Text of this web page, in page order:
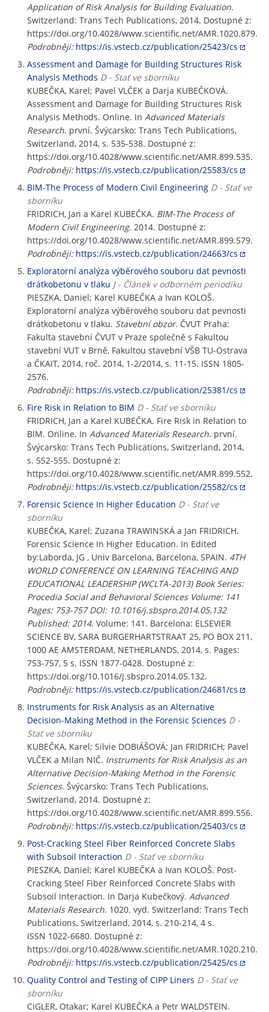
Application of Risk Analysis for Building Evaluation.
Switzerland: Trans Tech Publications, 2014. Dostupné z:
https://doi.org/10.4028/www.scientific.net/AMR.1020.879.
Podrobněji: https://is.vstecb.cz/publication/25423/cs
Assessment and Damage for Building Structures Risk
Analysis Methods D - Stať ve sborníku
KUBEČKA, Karel; Pavel VLČEK a Darja KUBEČKOVÁ.
Assessment and Damage for Building Structures Risk
Analysis Methods. Online. In Advanced Materials
Research. první. Švýcarsko: Trans Tech Publications,
Switzerland, 2014, s. 535-538. Dostupné z:
https://doi.org/10.4028/www.scientific.net/AMR.899.535.
Podrobněji: https://is.vstecb.cz/publication/25583/cs
BIM-The Process of Modern Civil Engineering D - Stať ve
sborníku
FRIDRICH, Jan a Karel KUBEČKA. BIM-The Process of
Modern Civil Engineering. 2014. Dostupné z:
https://doi.org/10.4028/www.scientific.net/AMR.899.579.
Podrobněji: https://is.vstecb.cz/publication/24663/cs
Exploratorní analýza výběrového souboru dat pevnosti
drátkobetonu v tlaku J - Článek v odborném periodiku
PIESZKA, Daniel; Karel KUBEČKA a Ivan KOLOŠ.
Exploratorní analýza výběrového souboru dat pevnosti
drátkobetonu v tlaku. Stavební obzor. ČVUT Praha:
Fakulta stavební ČVUT v Praze společně s Fakultou
stavební VUT v Brně, Fakultou stavební VŠB TU-Ostrava
a ČKAIT, 2014, roč. 2014, 1-2/2014, s. 11-15. ISSN 1805-
2576.
Podrobněji: https://is.vstecb.cz/publication/25381/cs
Fire Risk in Relation to BIM D - Stať ve sborníku
FRIDRICH, Jan a Karel KUBEČKA. Fire Risk in Relation to
BIM. Online. In Advanced Materials Research. první.
Švýcarsko: Trans Tech Publications, Switzerland, 2014,
s. 552-555. Dostupné z:
https://doi.org/10.4028/www.scientific.net/AMR.899.552.
Podrobněji: https://is.vstecb.cz/publication/25582/cs
Forensic Science In Higher Education D - Stať ve
sborníku
KUBEČKA, Karel; Zuzana TRAWINSKÁ a Jan FRIDRICH.
Forensic Science In Higher Education. In Edited
by:Laborda, JG , Univ Barcelona, Barcelona, SPAIN. 4TH
WORLD CONFERENCE ON LEARNING TEACHING AND
EDUCATIONAL LEADERSHIP (WCLTA-2013) Book Series:
Procedia Social and Behavioral Sciences Volume: 141
Pages: 753-757 DOI: 10.1016/j.sbspro.2014.05.132
Published: 2014. Volume: 141. Barcelona: ELSEVIER
SCIENCE BV, SARA BURGERHARTSTRAAT 25, PO BOX 211,
1000 AE AMSTERDAM, NETHERLANDS, 2014, s. Pages:
753-757, 5 s. ISSN 1877-0428. Dostupné z:
https://doi.org/10.1016/j.sbspro.2014.05.132.
Podrobněji: https://is.vstecb.cz/publication/24681/cs
Instruments for Risk Analysis as an Alternative
Decision-Making Method in the Forensic Sciences D -
Stať ve sborníku
KUBEČKA, Karel; Silvie DOBIÁŠOVÁ; Jan FRIDRICH; Pavel
VLČEK a Milan NIČ. Instruments for Risk Analysis as an
Alternative Decision-Making Method in the Forensic
Sciences. Švýcarsko: Trans Tech Publications,
Switzerland, 2014. Dostupné z:
https://doi.org/10.4028/www.scientific.net/AMR.899.556.
Podrobněji: https://is.vstecb.cz/publication/25403/cs
Post-Cracking Steel Fiber Reinforced Concrete Slabs
with Subsoil Interaction D - Stať ve sborníku
PIESZKA, Daniel; Karel KUBEČKA a Ivan KOLOŠ. Post-
Cracking Steel Fiber Reinforced Concrete Slabs with
Subsoil Interaction. In Darja Kubečkový. Advanced
Materials Research. 1020. vyd. Switzerland: Trans Tech
Publications, Switzerland, 2014, s. 210-214, 4 s.
ISSN 1022-6680. Dostupné z:
https://doi.org/10.4028/www.scientific.net/AMR.1020.210.
Podrobněji: https://is.vstecb.cz/publication/25425/cs
Quality Control and Testing of CIPP Liners D - Stať ve
sborníku
CIGLER, Otakar; Karel KUBEČKA a Petr WALDSTEIN.